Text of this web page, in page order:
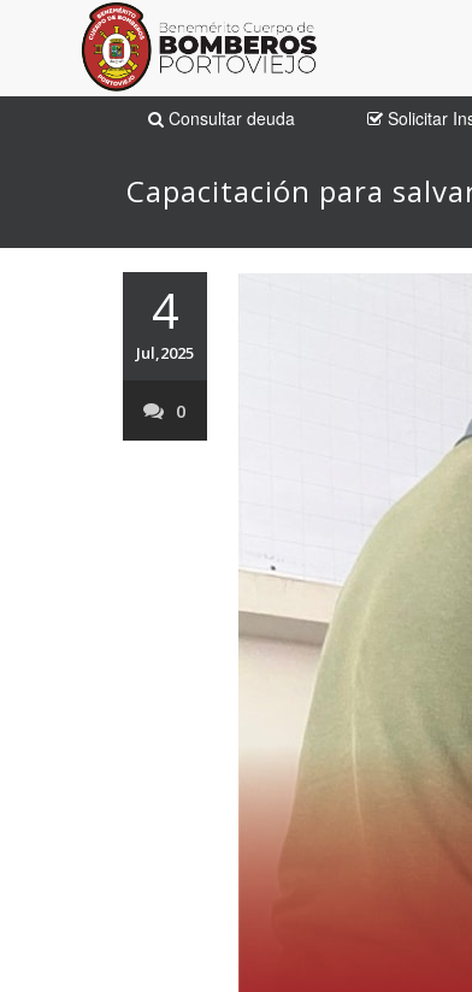
Consultar deuda Solicitar
Capacitación para
4
Jul,2025
0